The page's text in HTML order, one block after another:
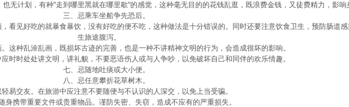
计划，有种"走到哪里黑就在哪里歇"的感觉，这种毫无目的的花钱乱逛，既浪费金钱，又徒费精力，影响
三、忌乘车坐船争先恐后。
见好吃的就暴食暴饮，没有好吃的便不吃，这种做法是十分错误的。同时还要注意饮食卫生，预防肠道
生旅途腹泻。
种乱涂乱画，既损坏古迹的完善，也是一种不讲精神文明的行为，会造成很坏的影响。
时处处讲文明，讲礼貌，不要恶语伤人或与人争吵，以免破坏自己和同伴的欢乐情趣。
七、忌随地吐痰或大小便。
八、忌任意攀折花草树木。
交友。在旅游中应注意不要随便与不认识的人深交，以免上当受骗。
携带重要文件或贵重物品。谨防失密、失窃，造成不应有的严重损失。